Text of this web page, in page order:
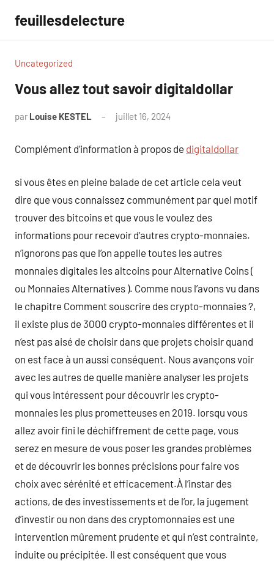
contenu
feuillesdelecture
Uncategorized
Vous allez tout savoir digitaldollar
par Louise KESTEL juillet 16, 2024
Complément d’information à propos de digitaldollar
si vous êtes en pleine balade de cet article cela veut
dire que vous connaissez communément par quel motif
trouver des bitcoins et que vous le voulez des
informations pour recevoir d’autres crypto-monnaies.
n’ignorons pas que l’on appelle toutes les autres
monnaies digitales les altcoins pour Alternative Coins (
ou Monnaies Alternatives ). Comme nous l’avons vu dans
le chapitre Comment souscrire des crypto-monnaies ?,
il existe plus de 3000 crypto-monnaies différentes et il
n’est pas aisé de choisir dans que projets choisir quand
on est face à un aussi conséquent. Nous avançons voir
avec les autres de quelle manière analyser les projets
qui vous intéressent pour découvrir les crypto-
monnaies les plus prometteuses en 2019. lorsqu vous
allez avoir fini le déchiffrement de cette page, vous
serez en mesure de vous poser les grandes problèmes
et de découvrir les bonnes précisions pour faire vos
choix avec sérénité et efficacement.À l’instar des
actions, de des investissements et de l’or, la jugement
d’investir ou non dans des cryptomonnaies est une
intervention mûrement prudente et qui n’est contrainte,
induite ou précipitée. Il est conséquent que vous